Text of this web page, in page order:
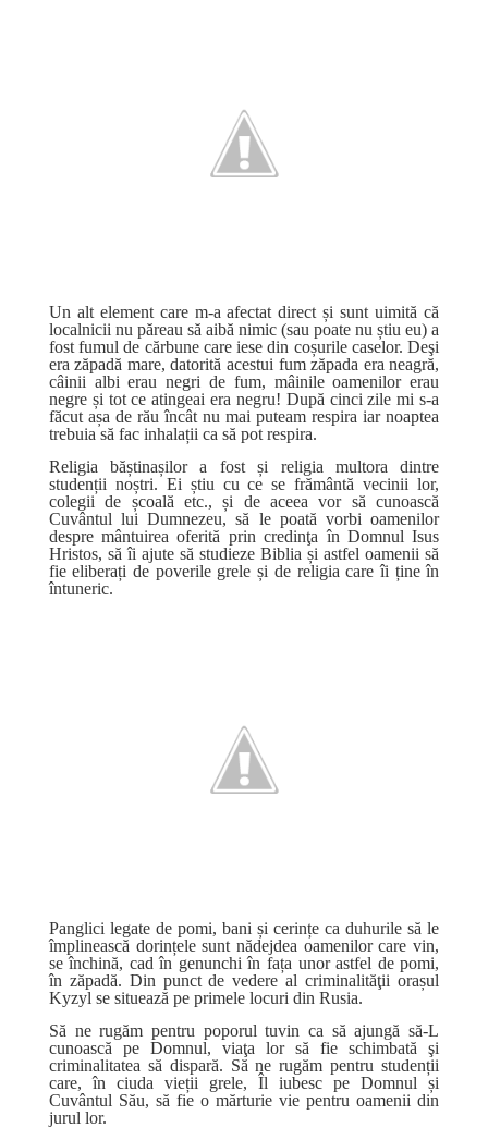
Un alt element care m-a afectat direct și sunt uimită că
localnicii nu păreau să aibă nimic (sau poate nu știu eu) a
fost fumul de cărbune care iese din coșurile caselor. Deşi
era zăpadă mare, datorită acestui fum zăpada era neagră,
câinii albi erau negri de fum, mâinile oamenilor erau
negre și tot ce atingeai era negru! După cinci zile mi s-a
făcut așa de rău încât nu mai puteam respira iar noaptea
trebuia să fac inhalații ca să pot respira.
Religia băștinașilor a fost și religia multora dintre
studenții noștri. Ei știu cu ce se frământă vecinii lor,
colegii de școală etc., și de aceea vor să cunoască
Cuvântul lui Dumnezeu, să le poată vorbi oamenilor
despre mântuirea oferită prin credinţa în Domnul Isus
Hristos, să îi ajute să studieze Biblia și astfel oamenii să
fie eliberați de poverile grele și de religia care îi ține în
întuneric.
Panglici legate de pomi, bani și cerințe ca duhurile să le
împlinească dorințele sunt nădejdea oamenilor care vin,
se închină, cad în genunchi în fața unor astfel de pomi,
în zăpadă. Din punct de vedere al criminalităţii orașul
Kyzyl se situează pe primele locuri din Rusia.
Să ne rugăm pentru poporul tuvin ca să ajungă să-L
cunoască pe Domnul, viaţa lor să fie schimbată şi
criminalitatea să dispară. Să ne rugăm pentru studenții
care, în ciuda vieții grele, Îl iubesc pe Domnul și
Cuvântul Său, să fie o mărturie vie pentru oamenii din
jurul lor.